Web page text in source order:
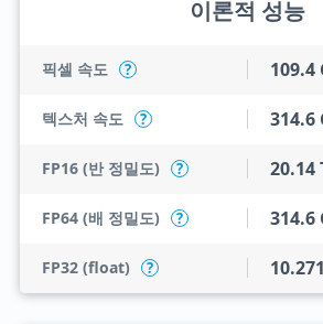
이론적 성능
픽셀 속도 ? 109.4
텍스처 속도 ? 314.6
FP16 (반 정밀도) ? 20.14
FP64 (배 정밀도) ? 314.6
FP32 (float) ?